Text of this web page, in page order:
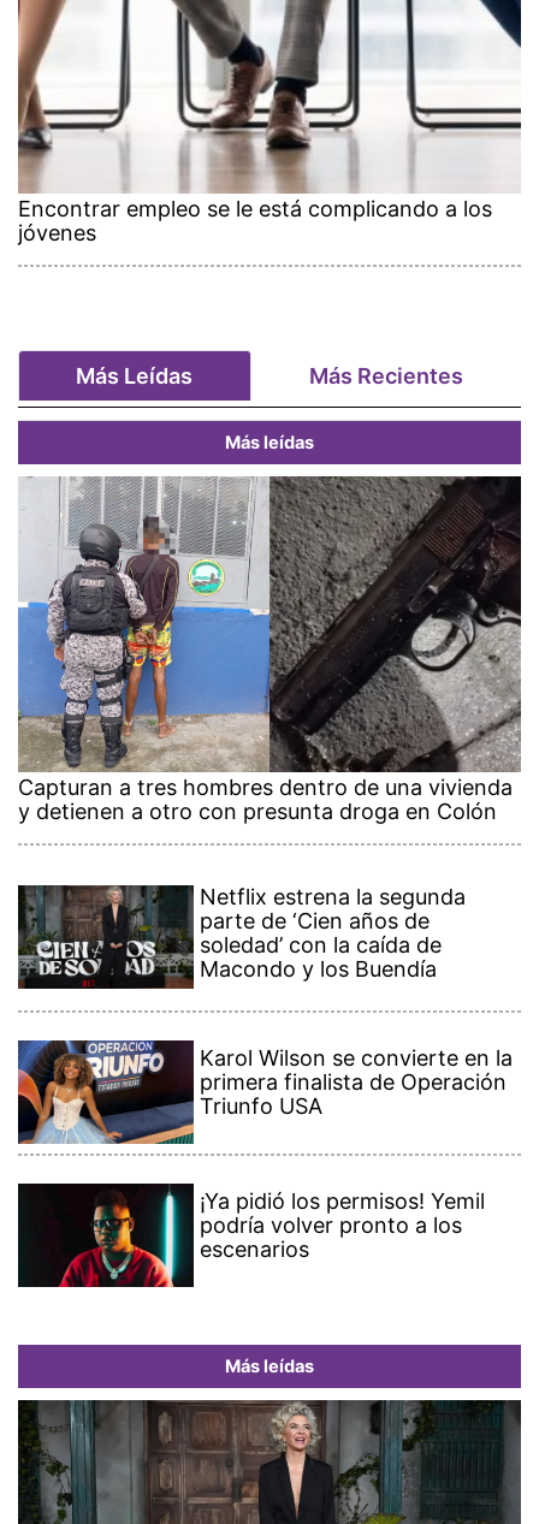
Encontrar empleo se le está complicando a los
jóvenes
Más Leídas Más Recientes
Más leídas
Capturan a tres hombres dentro de una vivienda
y detienen a otro con presunta droga en Colón
Netflix estrena la segunda
parte de ‘Cien años de
soledad’ con la caída de
Macondo y los Buendía
Karol Wilson se convierte en la
primera finalista de Operación
Triunfo USA
¡Ya pidió los permisos! Yemil
podría volver pronto a los
escenarios
Más leídas